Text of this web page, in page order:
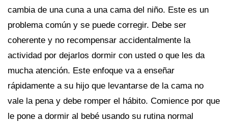
cambia de una cuna a una cama del niño. Este es un
problema común y se puede corregir. Debe ser
coherente y no recompensar accidentalmente la
actividad por dejarlos dormir con usted o que les da
mucha atención. Este enfoque va a enseñar
rápidamente a su hijo que levantarse de la cama no
vale la pena y debe romper el hábito. Comience por que
le pone a dormir al bebé usando su rutina normal